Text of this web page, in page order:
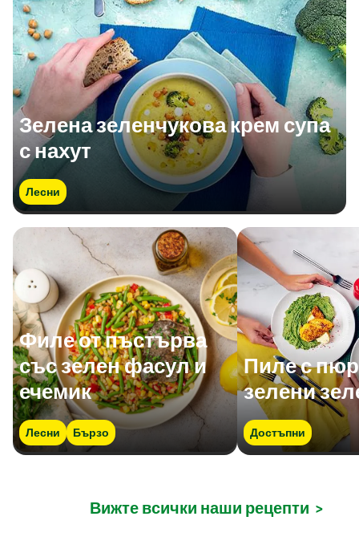
Зелена зеленчукова крем супа
с нахут
Лесни
Филе от пъстърва
със зелен фасул и
ечемик
Лесни Бързо
Пиле с
зелени
Достъпни
Вижте всички наши рецепти >